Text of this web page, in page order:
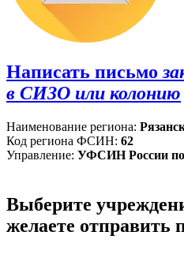
Написать письмо
в СИЗО или колонию
Наименование региона:
Код региона ФСИН: 62
Управление: УФСИН России по
Выберите
желаете отправить